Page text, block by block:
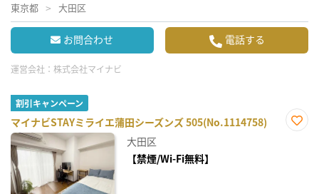
東京都 大田区
お問合わせ 電話する
運営会社： 株式会社マイナビ
割引キャンペーン
マイナビSTAYミライエ蒲田シーズンズ 505(No.1114758)
大田区
【禁煙/Wi-Fi無料】